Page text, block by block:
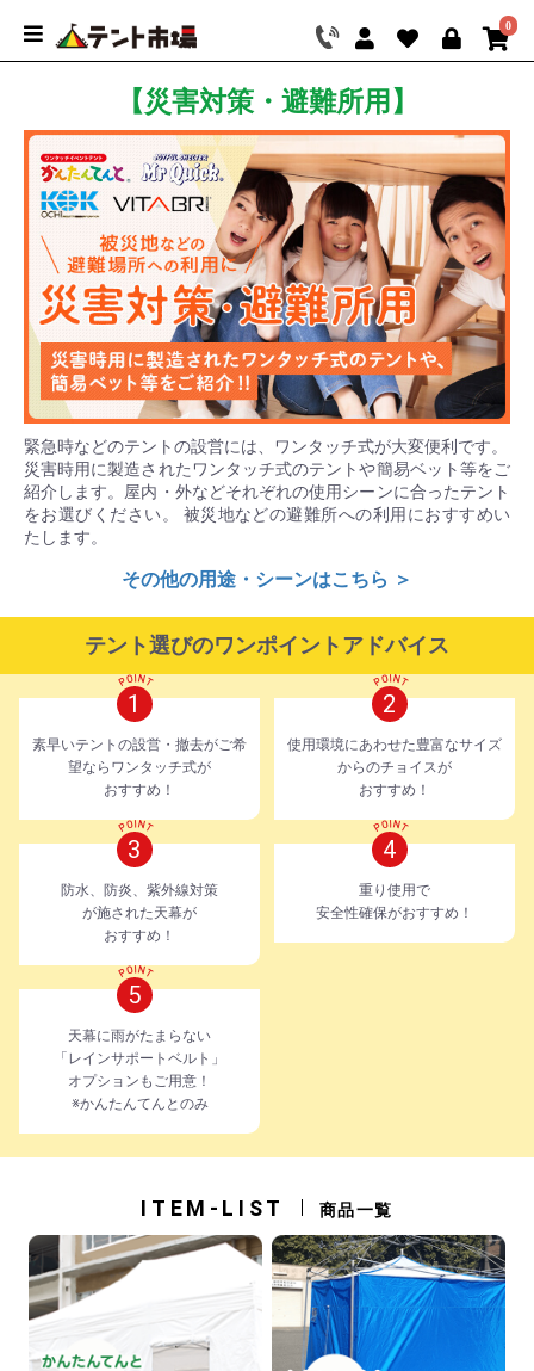
0
【災害対策・避難所用】
緊急時などのテントの設営には、ワンタッチ式が大変便利です。
災害時用に製造されたワンタッチ式のテントや簡易ベット等をご
紹介します。屋内・外などそれぞれの使用シーンに合ったテント
をお選びください。 被災地などの避難所への利用におすすめい
たします。
その他の用途・シーンはこちら ＞
テント選びのワンポイントアドバイス
1
素早いテントの設営・撤去がご希
望ならワンタッチ式が
おすすめ！
2
使用環境にあわせた豊富なサイズ
からのチョイスが
おすすめ！
3
防水、防炎、紫外線対策
が施された天幕が
おすすめ！
4
重り使用で
安全性確保がおすすめ！
5
天幕に雨がたまらない
「レインサポートベルト」
オプションもご用意！
※かんたんてんとのみ
ITEM-LIST 商品一覧